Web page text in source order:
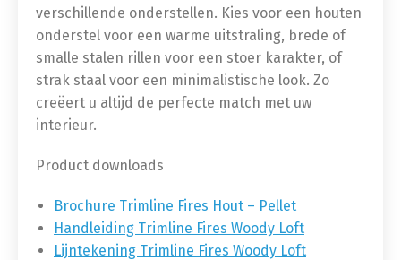
verschillende onderstellen. Kies voor een houten
onderstel voor een warme uitstraling, brede of
smalle stalen rillen voor een stoer karakter, of
strak staal voor een minimalistische look. Zo
creëert u altijd de perfecte match met uw
interieur.
Product downloads
Brochure Trimline Fires Hout – Pellet
Handleiding Trimline Fires Woody Loft
Lijntekening Trimline Fires Woody Loft